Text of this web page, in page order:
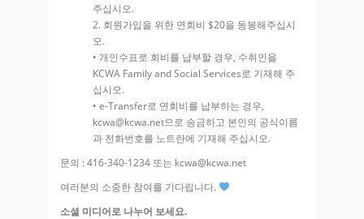
주십시오.
2. 회원가입을 위한 연회비 $20을 동봉해주십시
오.
• 개인수표로 회비를 납부할 경우, 수취인을
KCWA Family and Social Services로 기재해 주
십시오.
• e-Transfer로 연회비를 납부하는 경우,
kcwa@kcwa.net으로 송금하고 본인의 공식이름
과 전화번호를 노트란에 기재해 주십시오.
문의 : 416-340-1234 또는 kcwa@kcwa.net
여러분의 소중한 참여를 기다립니다.
소셜 미디어로 나누어 보세요.